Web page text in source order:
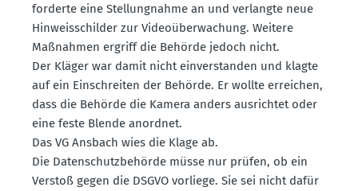
forderte eine Stellung­nahme an und verlangte neue
Hinweis­schilder zur Video­über­wa­chung. Weitere
Maßnahmen ergriff die Behörde jedoch nicht.
Der Kläger war damit nicht einver­standen und klagte
auf ein Einschreiten der Behörde. Er wollte erreichen,
dass die Behörde die Kamera anders ausrichtet oder
eine feste Blende anordnet.
Das VG Ansbach wies die Klage ab.
Die Daten­schutz­be­hörde müsse nur prüfen, ob ein
Verstoß gegen die DSGVO vorliege. Sie sei nicht dafür